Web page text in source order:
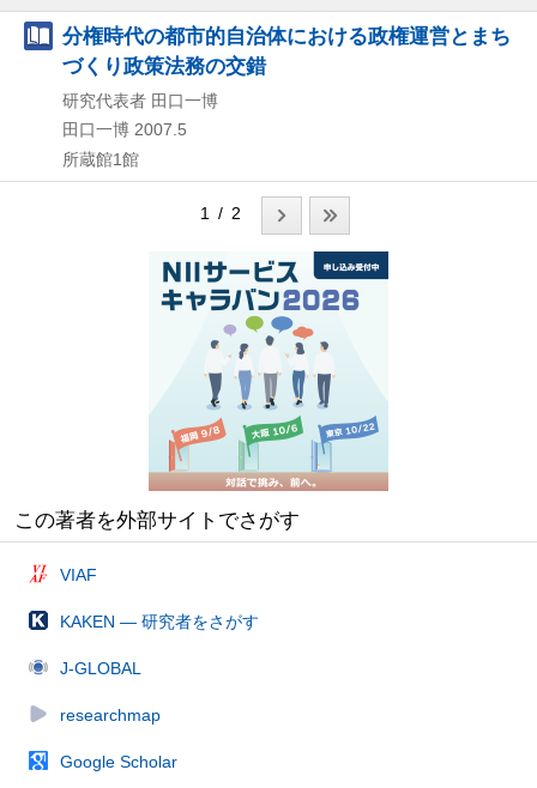
分権時代の都市的自治体における政権運営とまち
づくり政策法務の交錯
研究代表者 田口一博
田口一博 2007.5
所蔵館1館
1 / 2
この著者を外部サイトでさがす
VIAF
KAKEN — 研究者をさがす
J-GLOBAL
researchmap
Google Scholar